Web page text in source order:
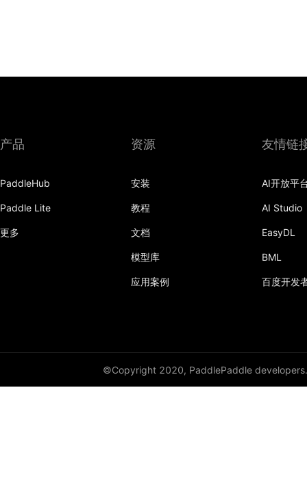
产品
PaddleHub
Paddle Lite
更多
资源
安装
教程
文档
模型库
应用案例
友情链
AI开放平
AI Studio
EasyDL
BML
百度开发
©Copyright 2020, PaddlePaddle developers.